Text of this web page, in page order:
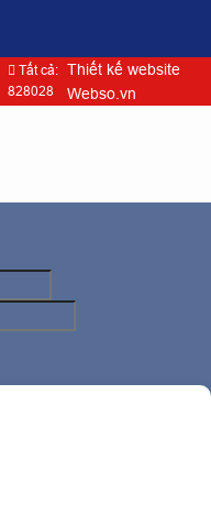
Tất cả:
828028
Thiết kế website
Webso.vn